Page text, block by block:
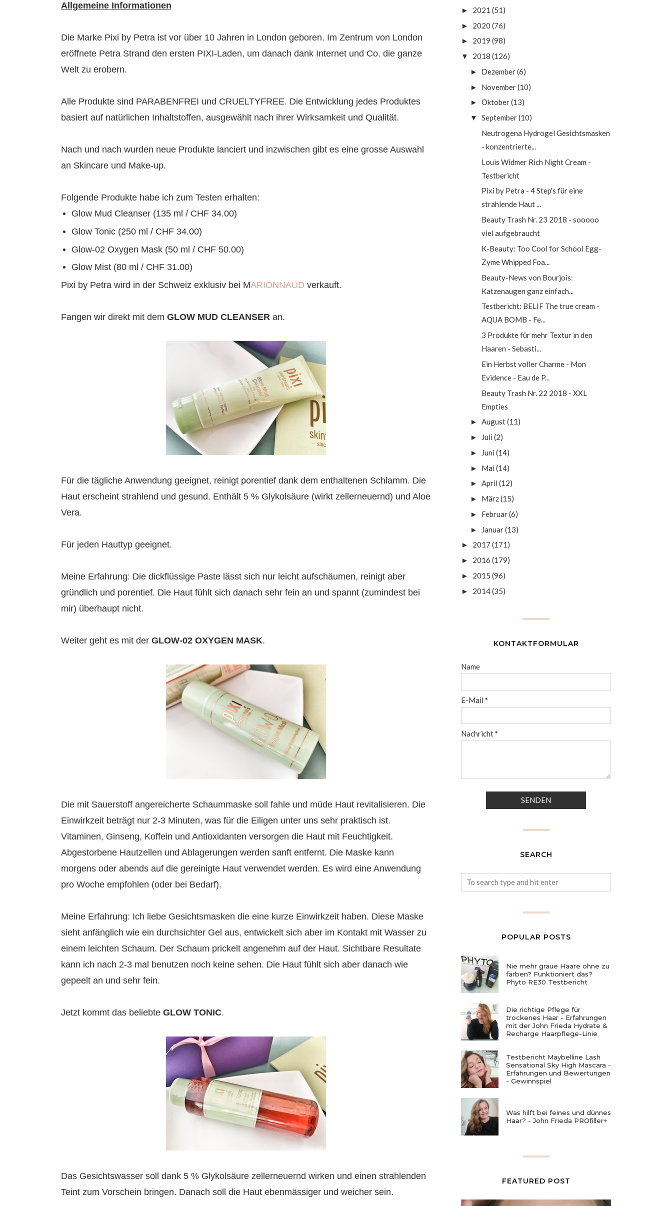
Allgemeine Informationen
Die Marke Pixi by Petra ist vor über 10 Jahren in London geboren. Im Zentrum von London
eröffnete Petra Strand den ersten PIXI-Laden, um danach dank Internet und Co. die ganze
Welt zu erobern.
Alle Produkte sind PARABENFREI und CRUELTYFREE. Die Entwicklung jedes Produktes
basiert auf natürlichen Inhaltstoffen, ausgewählt nach ihrer Wirksamkeit und Qualität.
Nach und nach wurden neue Produkte lanciert und inzwischen gibt es eine grosse Auswahl
an Skincare und Make-up.
Folgende Produkte habe ich zum Testen erhalten:
Glow Mud Cleanser (135 ml / CHF 34.00)
Glow Tonic (250 ml / CHF 34.00)
Glow-02 Oxygen Mask (50 ml / CHF 50.00)
Glow Mist (80 ml / CHF 31.00)
Pixi by Petra wird in der Schweiz exklusiv bei MARIONNAUD verkauft.
Fangen wir direkt mit dem GLOW MUD CLEANSER an.
Für die tägliche Anwendung geeignet, reinigt porentief dank dem enthaltenen Schlamm. Die
Haut erscheint strahlend und gesund. Enthält 5 % Glykolsäure (wirkt zellerneuernd) und Aloe
Vera.
Für jeden Hauttyp geeignet.
Meine Erfahrung: Die dickflüssige Paste lässt sich nur leicht aufschäumen, reinigt aber
gründlich und porentief. Die Haut fühlt sich danach sehr fein an und spannt (zumindest bei
mir) überhaupt nicht.
Weiter geht es mit der GLOW-02 OXYGEN MASK.
Die mit Sauerstoff angereicherte Schaummaske soll fahle und müde Haut revitalisieren. Die
Einwirkzeit beträgt nur 2-3 Minuten, was für die Eiligen unter uns sehr praktisch ist.
Vitaminen, Ginseng, Koffein und Antioxidanten versorgen die Haut mit Feuchtigkeit.
Abgestorbene Hautzellen und Ablagerungen werden sanft entfernt. Die Maske kann
morgens oder abends auf die gereinigte Haut verwendet werden. Es wird eine Anwendung
pro Woche empfohlen (oder bei Bedarf).
Meine Erfahrung: Ich liebe Gesichtsmasken die eine kurze Einwirkzeit haben. Diese Maske
sieht anfänglich wie ein durchsichter Gel aus, entwickelt sich aber im Kontakt mit Wasser zu
einem leichten Schaum. Der Schaum prickelt angenehm auf der Haut. Sichtbare Resultate
kann ich nach 2-3 mal benutzen noch keine sehen. Die Haut fühlt sich aber danach wie
gepeelt an und sehr fein.
Jetzt kommt das beliebte GLOW TONIC.
Das Gesichtswasser soll dank 5 % Glykolsäure zellerneuernd wirken und einen strahlenden
Teint zum Vorschein bringen. Danach soll die Haut ebenmässiger und weicher sein.
► 2021 (51)
► 2020 (76)
► 2019 (98)
▼ 2018 (126)
► Dezember(6)
► November(10)
► Oktober(13)
▼ September(10)
Neutrogena Hydrogel Gesichtsmasken
- konzentrierte...
Louis Widmer Rich Night Cream -
Testbericht
Pixi by Petra - 4 Step's für eine
strahlende Haut ...
Beauty Trash Nr. 23 2018 - sooooo
viel aufgebraucht
K-Beauty: Too Cool for School Egg-
Zyme Whipped Foa...
Beauty-News von Bourjois:
Katzenaugen ganz einfach...
Testbericht: BELIF The true cream -
AQUA BOMB - Fe...
3 Produkte für mehr Textur in den
Haaren - Sebasti...
Ein Herbst voller Charme - Mon
Evidence - Eau de P...
Beauty Trash Nr. 22 2018 - XXL
Empties
► August(11)
► Juli (2)
► Juni (14)
► Mai (14)
► April (12)
► März(15)
► Februar(6)
► Januar(13)
► 2017 (171)
► 2016 (179)
► 2015 (96)
► 2014(35)
KONTAKTFORMULAR
Name
E-Mail *
Nachricht*
SEARCH
POPULAR POSTS
Nie mehr graue Haare ohne zu
färben? Funktioniert das?
Phyto RE30 Testbericht
Die richtige Pflege für
trockenes Haar - Erfahrungen
mit der John Frieda Hydrate &
Recharge Haarpflege-Linie
Testbericht Maybelline Lash
Sensational Sky High Mascara -
Erfahrungen und Bewertungen
- Gewinnspiel
Was hilft bei feines und dünnes
Haar? - John Frieda PROfiller+
FEATURED POST